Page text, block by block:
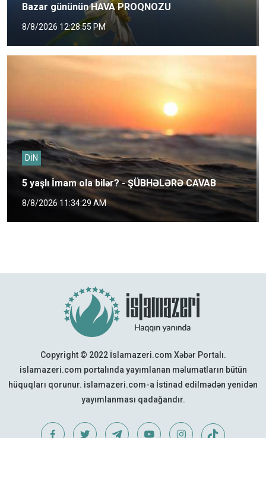
Bazar gününün HAVA PROQNOZU
8/8/2026 12:28:55 PM
DİN
5 yaşlı İmam ola bilər? - ŞÜBHƏLƏRƏ CAVAB
8/8/2026 11:34:29 AM
Copyright © 2022 İslamazeri.com Xəbər Portalı.
islamazeri.com portalında yayımlanan məlumatların bütün
hüquqları qorunur. islamazeri.com-a İstinad edilmədən yenidən
yayımlanması qadağandır.